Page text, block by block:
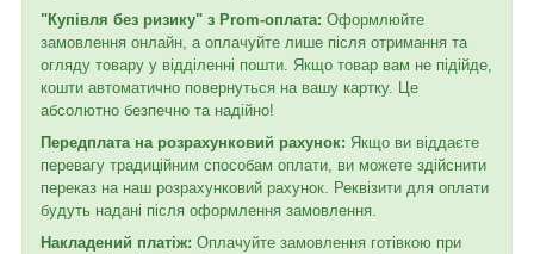
"Купівля без ризику" з Prom-оплата: Оформлюйте
замовлення онлайн, а оплачуйте лише після отримання та
огляду товару у відділенні пошти. Якщо товар вам не підійде,
кошти автоматично повернуться на вашу картку. Це
абсолютно безпечно та надійно!
Передплата на розрахунковий рахунок: Якщо ви віддаєте
перевагу традиційним способам оплати, ви можете здійснити
переказ на наш розрахунковий рахунок. Реквізити для оплати
будуть надані після оформлення замовлення.
Накладений платіж: Оплачуйте замовлення готівкою при